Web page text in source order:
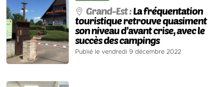
Grand-Est :La fréquentation
touristique retrouve quasiment
son niveau d’avant crise, avec le
succès des campings
Publié le vendredi 9 décembre 2022